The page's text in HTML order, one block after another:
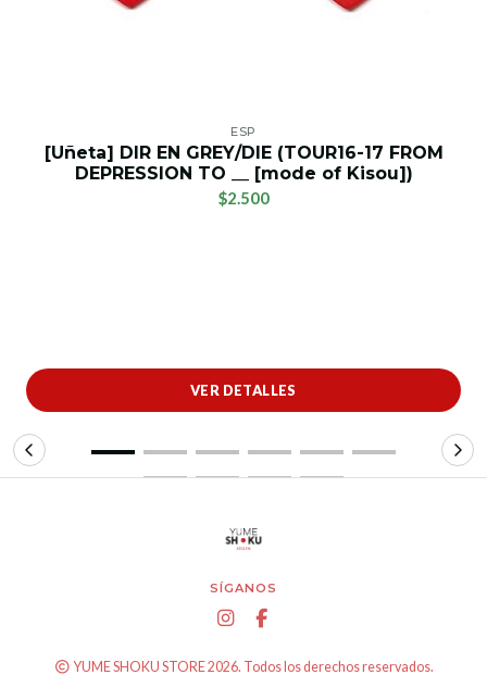
ESP
[Uñeta] DIR EN GREY/DIE (TOUR16-17 FROM
DEPRESSION TO __ [mode of Kisou])
$2.500
VER DETALLES
SÍGANOS
YUME SHOKU STORE 2026. Todos los derechos reservados.